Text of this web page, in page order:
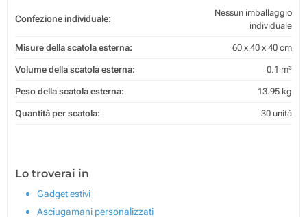
Confezione individuale:
Nessun imballaggio
individuale
Misure della scatola esterna: 60 x 40 x 40 cm
Volume della scatola esterna: 0.1 m³
Peso della scatola esterna: 13.95 kg
Quantità per scatola: 30 unità
Lo troverai in
Gadget estivi
Asciugamani personalizzati